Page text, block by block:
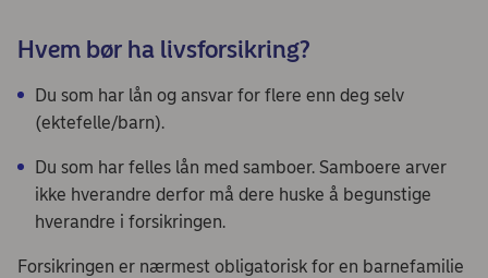
Hvem bør ha livsforsikring?
Du som har lån og ansvar for flere enn deg selv
(ektefelle/barn).
Du som har felles lån med samboer. Samboere arver
ikke hverandre derfor må dere huske å begunstige
hverandre i forsikringen.
Forsikringen er nærmest obligatorisk for en barnefamilie